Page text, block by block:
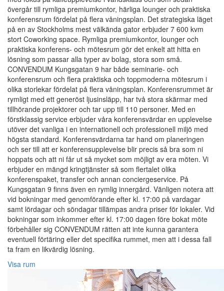
övergår till rymliga premiumkontor, härliga lounger och praktiska
konferensrum fördelat på flera våningsplan. Det strategiska läget
på en av Stockholms mest välkända gator erbjuder 7 600 kvm
stort Coworking space. Rymliga premiumkontor, lounger och
praktiska konferens- och mötesrum gör det enkelt att hitta en
lösning som passar alla typer av bolag, stora som små.
CONVENDUM Kungsgatan 9 har både seminarie- och
konferensrum och flera praktiska och toppmoderna mötesrum i
olika storlekar fördelat på flera våningsplan. Konferensrummet är
rymligt med ett generöst ljusinsläpp, har två stora skärmar med
tillhörande projektorer och tar upp till 110 personer. Med en
förstklassig service erbjuder våra konferensvärdar en upplevelse
utöver det vanliga i en internationell och professionell miljö med
högsta standard. Konferensvärdarna tar hand om planeringen
och ser till att er konferensupplevelse blir precis så bra som ni
hoppats och att ni får ut så mycket som möjligt av era möten. Vi
erbjuder en mängd kringtjänster så som flertalet olika
konferenspaket, transfer och annan conciergeservice. På
Kungsgatan 9 finns även en rymlig innergård. Vänligen notera att
vid bokningar med genomförande efter kl. 17:00 på vardagar
samt lördagar och söndagar tillämpas andra priser för lokaler. Vid
bokningar som inkommer efter kl. 17:00 dagen före bokat möte
förbehåller sig CONVENDUM rätten att inte kunna garantera
eventuell förtäring eller det specifika rummet, men att i dessa fall
ta fram en likvärdig lösning.
Visa rum